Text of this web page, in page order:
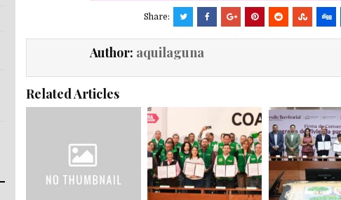
Share:
Author: aquilaguna
Related Articles